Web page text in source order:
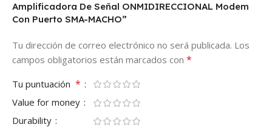
Amplificadora De Señal ONMIDIRECCIONAL Modem
Con Puerto SMA-MACHO”
Tu dirección de correo electrónico no será publicada. Los
campos obligatorios están marcados con *
Tu puntuación *
Value for money
Durability